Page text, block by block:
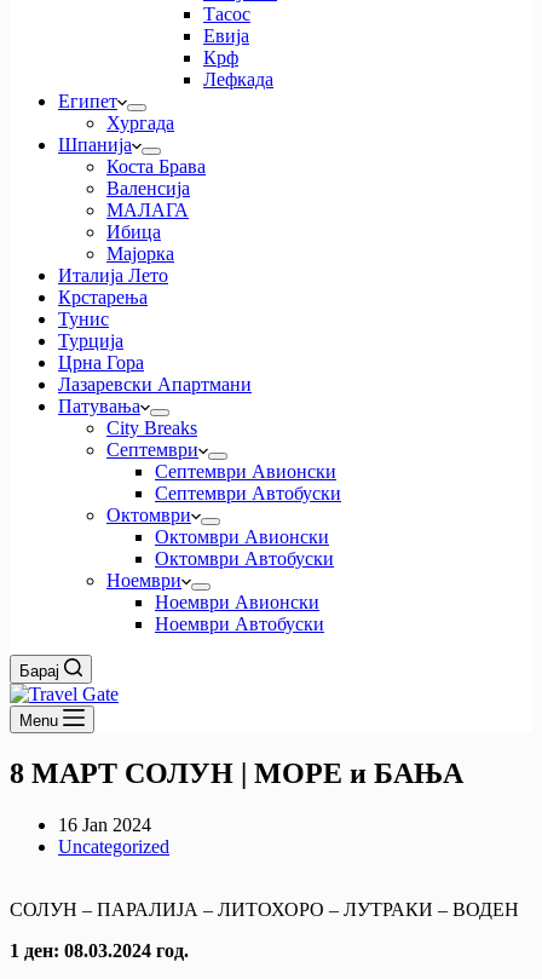
Тасос
Евија
Крф
Лефкада
Египет
Хургада
Шпанија
Коста Брава
Валенсија
МАЛАГА
Ибица
Мајорка
Италија Лето
Крстарења
Тунис
Турција
Црна Гора
Лазаревски Апартмани
Патувања
City Breaks
Септември
Септември Авионски
Септември Автобуски
Октомври
Октомври Авионски
Октомври Автобуски
Ноември
Ноември Авионски
Ноември Автобуски
Барај
Menu
8 МАРТ СОЛУН | МОРЕ и БАЊА
16 Jan 2024
Uncategorized
СОЛУН – ПАРАЛИЈА – ЛИТОХОРО – ЛУТРАКИ – ВОДЕН
1 ден: 08.03.2024 год.